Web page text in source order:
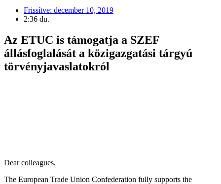
Frissítve: december 10, 2019
2:36 du.
Az ETUC is támogatja a SZEF
állásfoglalását a közigazgatási tárgyú
törvényjavaslatokról
Dear colleagues,
The European Trade Union Confederation fully supports the